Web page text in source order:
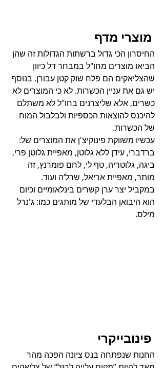
החיסרון הכי גדול ברשתות הגדולות זה שהן
הביאו מוצרים מחו"ל במבחר דל כיוון
שהצליאקים הם פלח שוק קטן עבורן. בנוסף
יש גם את עניין הכשרות. לא כי המוצרים לא
כשרים, אלא שליצרנים בחו"ל לא משתלם
להיכנס להוצאות הכספיות ולבלבול המוח
של הכשרות.
עכשיו משווקת פינוקיצ'ן את המוצרים של:
ברדברי, עידן ללא גלוטן, מאפיית גלוטן פרי,
ביגה, גלוטריה, טף לי, לחם פומרנץ, זה
מותר, מאפיית אריאל, שרל‘ה ועוד.
במקביל יצר ערן קשרים בינלאומיים וכיום
הוא היבואן הבלעדי של מותגים כמו: ג'נרל
מילס.
החנות שנפתחה בנס ציונה הפכה מהר